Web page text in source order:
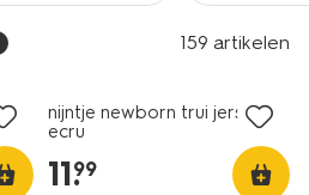
159 artikelen
nijntje newborn trui jersey
ecru
11.
99